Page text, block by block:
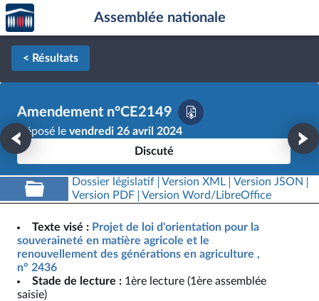
Aller au contenu
Aller en bas de la page
Accèder
à la
page
d'accueil
Assemblée nationale
< Résultats
Amendement n°CE2149
Déposé le vendredi 26 avril 2024
Discuté
Dossier législatif Version XML
Version JSON
Version PDF
Version Word/LibreOffice
Texte visé : Projet de loi d'orientation pour la
souveraineté en matière agricole et le
renouvellement des générations en agriculture ,
n° 2436
Stade de lecture : 1ère lecture (1ère assemblée
saisie)